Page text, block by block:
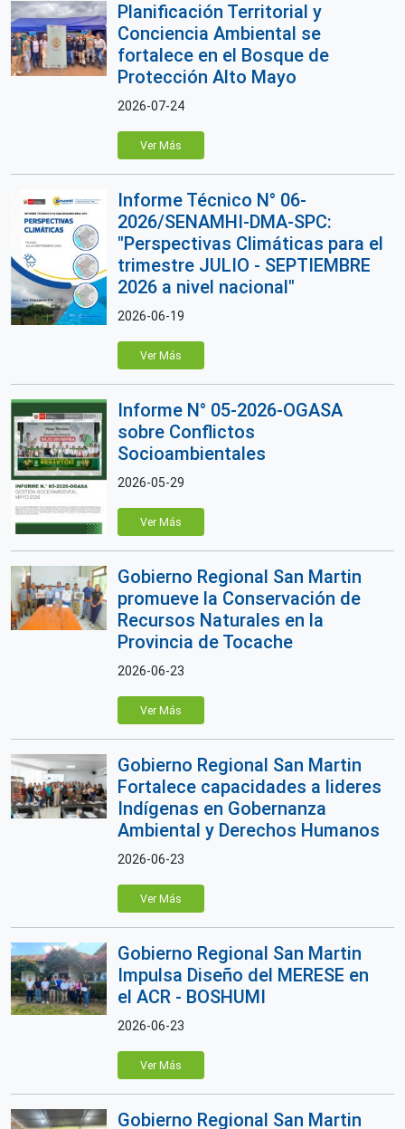
Planificación Territorial y
Conciencia Ambiental se
fortalece en el Bosque de
Protección Alto Mayo
2026-07-24
Ver Más
Informe Técnico N° 06-
2026/SENAMHI-DMA-SPC:
"Perspectivas Climáticas para el
trimestre JULIO - SEPTIEMBRE
2026 a nivel nacional"
2026-06-19
Ver Más
Informe N° 05-2026-OGASA
sobre Conflictos
Socioambientales
2026-05-29
Ver Más
Gobierno Regional San Martin
promueve la Conservación de
Recursos Naturales en la
Provincia de Tocache
2026-06-23
Ver Más
Gobierno Regional San Martin
Fortalece capacidades a lideres
Indígenas en Gobernanza
Ambiental y Derechos Humanos
2026-06-23
Ver Más
Gobierno Regional San Martin
Impulsa Diseño del MERESE en
el ACR - BOSHUMI
2026-06-23
Ver Más
Gobierno Regional San Martin